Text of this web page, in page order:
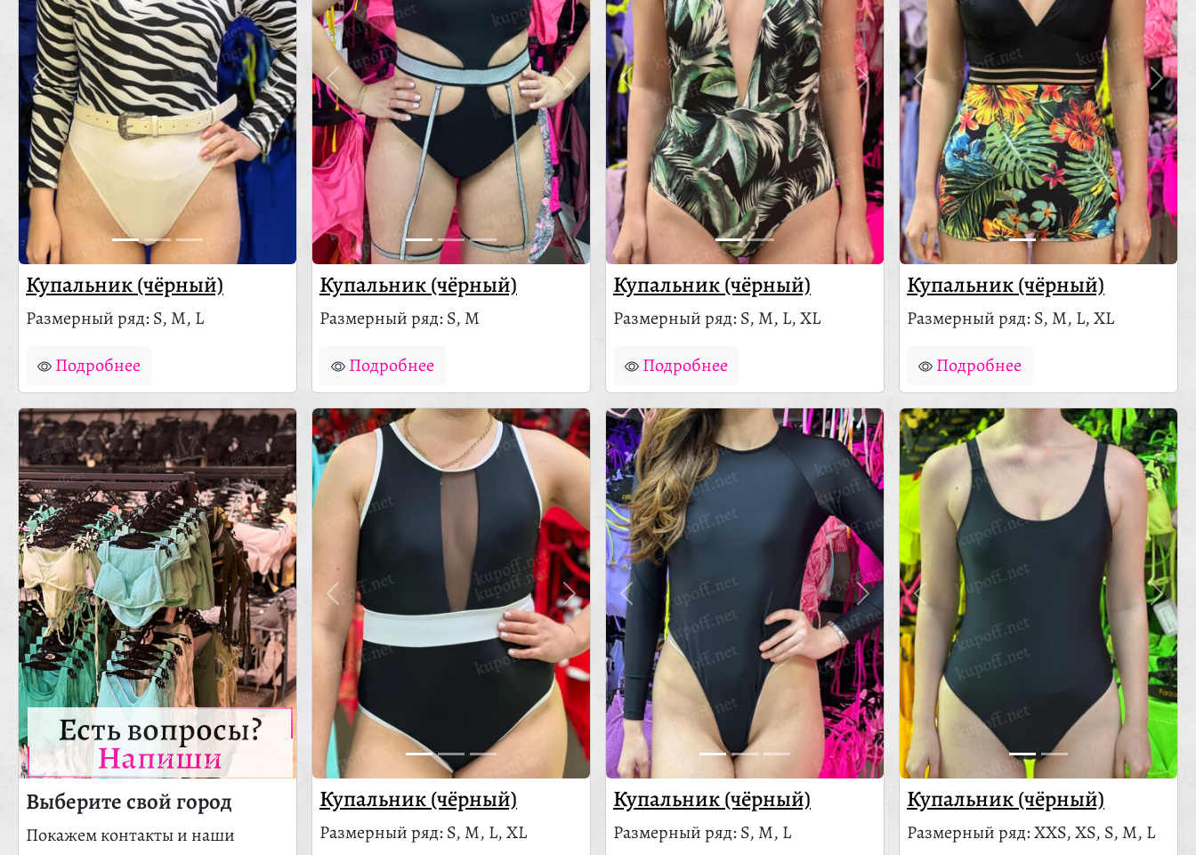
Есть вопросы?
Напиши
Выберите свой город
Покажем контакты и наши
Купальник (чёрный)
Размерный ряд: S, M, L
Подробнее
Купальник (чёрный)
Размерный ряд: S, M
Подробнее
Купальник (чёрный)
Размерный ряд: S, M, L, XL
Подробнее
Купальник (чёрный)
Размерный ряд: S, M, L, XL
Подробнее
Купальник (чёрный)
Размерный ряд: S, M, L, XL
Купальник (чёрный)
Размерный ряд: S, M, L
Купальник (чёрный)
Размерный ряд: XXS, XS, S, M, L